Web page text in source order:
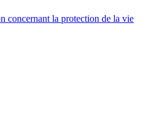
concernant la protection de la vie